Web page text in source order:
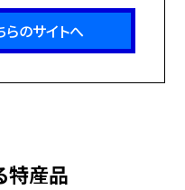
ぷり使用しているため、に
甘味料・調味料・保存料は不
にんにくたっぷりで甘さ控え
、 おすそ分けした方々から
のサイトへ
特産品